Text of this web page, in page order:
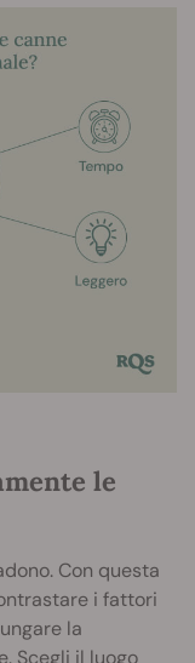
le
Con questa
i fattori
la